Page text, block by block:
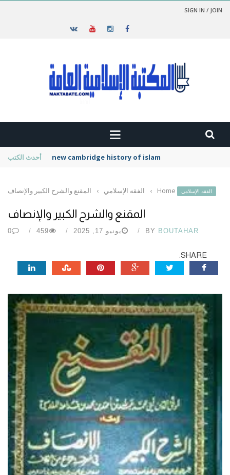
SIGN IN / JOIN
أحدث الكتب new cambridge history of islam
الفقه الإسلامي Home
› الفقه الإسلامي › المقنع والشرح الكبير والإنصاف
المقنع والشرح الكبير والإنصاف
BY BOUTAHAR يونيو 17, 2025 459
0
SHARE: